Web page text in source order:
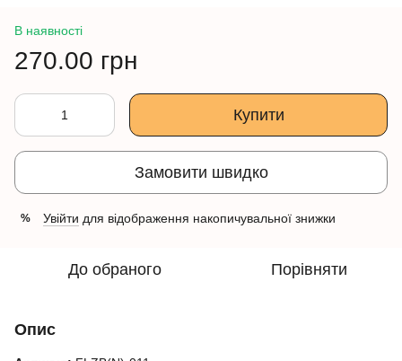
В наявності
270.00 грн
Купити
Замовити швидко
% Увійти для відображення накопичувальної знижки
До обраного Порівняти
Опис